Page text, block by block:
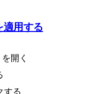
適用する
開く
する